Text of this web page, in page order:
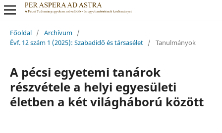
Főoldal / Archívum /
Évf. 12 szám 1 (2025): Szabadidő és társasélet / Tanulmányok
A pécsi egyetemi tanárok
részvétele a helyi egyesületi
életben a két világháború között